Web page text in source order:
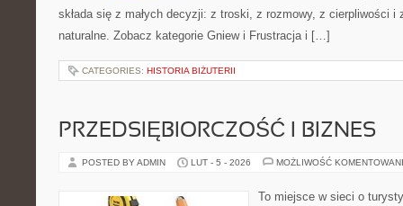
składa się z małych decyzji: z troski, z rozmowy, z cierpliwości i
naturalne. Zobacz kategorie Gniew i Frustracja i […]
CATEGORIES: HISTORIA BIŻUTERII
PRZEDSIĘBIORCZOŚĆ I BIZNES
POSTED BY ADMIN LUT - 5 - 2026 MOŻLIWOŚĆ
To miejsce w sieci o